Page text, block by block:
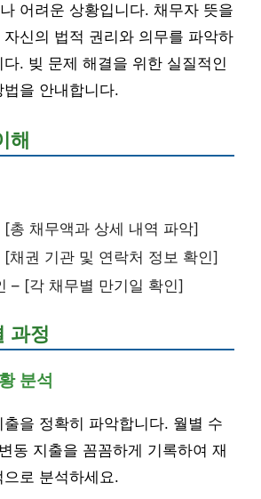
어려운 상황입니다. 채무자 뜻을
신의 법적 권리와 의무를 파악하
. 빚 문제 해결을 위한 실질적인
을 안내합니다.
해
[총 채무액과 상세 내역 파악]
[채권 기관 및 연락처 정보 확인]
– [각 채무별 만기일 확인]
과정
분석
을 정확히 파악합니다. 월별 수
동 지출을 꼼꼼하게 기록하여 재
로 분석하세요.